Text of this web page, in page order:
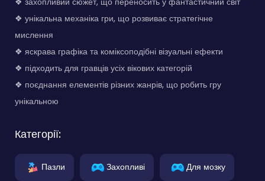
❖ унікальна механіка гри, що розвиває стратегічне
мислення
❖ яскрава графіка та коміксоподібні візуальні ефекти
❖ підходить для гравців усіх вікових категорій
❖ поєднання елементів різних жанрів, що робить гру
унікальною
Категорії:
Пазли Захопливі Для мозку